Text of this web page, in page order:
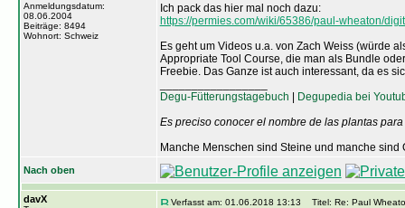
Anmeldungsdatum:
08.06.2004
Beiträge: 8494
Wohnort: Schweiz
Ich pack das hier mal noch dazu:
https://permies.com/wiki/65386/paul-wheaton/
Es geht um Videos u.a. von Zach Weiss (würde
Appropriate Tool Course, die man als Bundle
Freebie. Das Ganze ist auch interessant, da es
Degu-Fütterungstagebuch
Degupedia bei
Es preciso conocer el nombre de las plantas
Manche Menschen sind Steine und manche sind
Nach oben
davX Verfasst am: 01.06.2018 13:13 Titel: Re: Paul